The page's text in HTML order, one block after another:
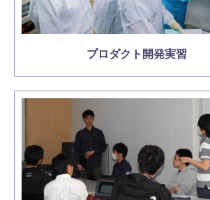
プロダクト開発実習